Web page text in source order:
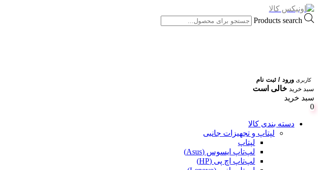
Products search
کاربری ورود / ثبت نام
سبد خرید خالی است
سبد خرید
0
دسته بندی کالا
لپتاپ و تجهیزات جانبی
لپتاپ
لپ‌تاپ ایسوس (Asus)
لپ‌تاپ اچ پی (HP)